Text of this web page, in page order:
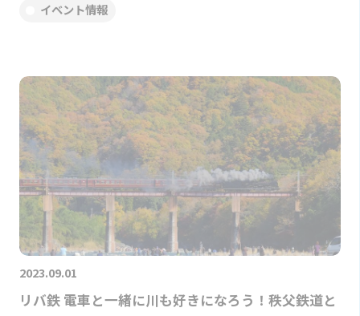
イベント情報
2023.09.01
リバ鉄 電車と一緒に川も好きになろう！秩父鉄道と